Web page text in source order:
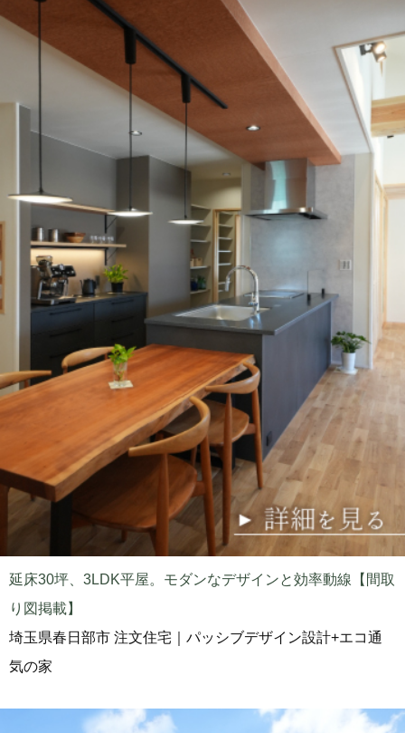
延床30坪、3LDK平屋。モダンなデザインと効率動線【間取
り図掲載】
埼玉県春日部市 注文住宅｜パッシブデザイン設計+エコ通
気の家